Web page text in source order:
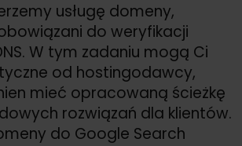
usługę domeny,
do weryfikacji
W tym zadaniu mogą Ci
od hostingodawcy,
mieć opracowaną ścieżkę
rozwiązań dla klientów.
do Google Search